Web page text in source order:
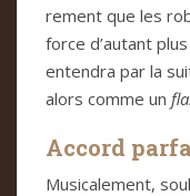
re­ment que les
force d’autant
enten­dra par la
alors comme un
Accord
Musi­ca­le­ment,